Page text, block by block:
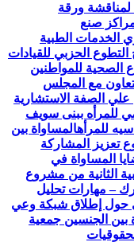
لمناقشة ورقة
صنع
الخدمات الطبية
التطوع الحزبي للقيادات
الصحية للمواطنين
مع المجلس
الصفة الاستشارية
للمرأه ببنى سويف
للمرأهالمساواة بين
المشاركة
المساواة في
الثانية من مشروع
– مهارات تحليل
حول إطلاق شبكة وعي
بين الجنسين جمعية